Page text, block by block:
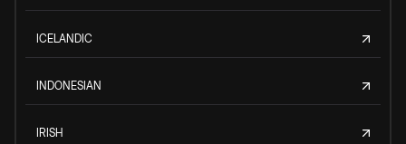
ICELANDIC
INDONESIAN
IRISH